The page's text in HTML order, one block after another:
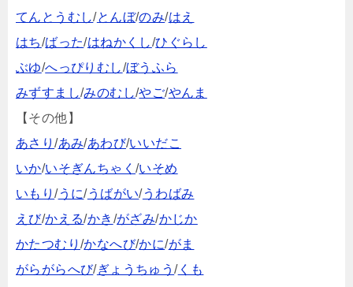
てんとうむし/とんぼ/のみ/はえ
はち/ばった/はねかくし/ひぐらし
ぶゆ/へっぴりむし/ぼうふら
みずすまし/みのむし/やご/やんま
【その他】
あさり/あみ/あわび/いいだこ
いか/いそぎんちゃく/いそめ
いもり/うに/うばがい/うわばみ
えび/かえる/かき /がざみ/かじか
かたつむり /かなへび/かに/がま
がらがらへび/ぎょうちゅう/くも